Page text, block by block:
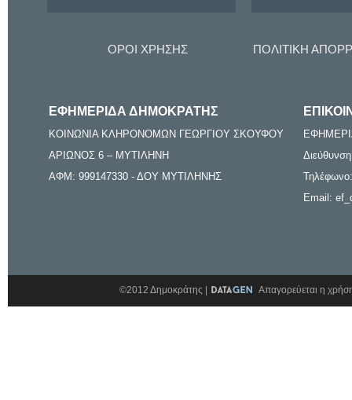
ΟΡΟΙ ΧΡΗΣΗΣ ΠΟΛΙΤΙΚΗ
ΕΦΗΜΕΡΙΔΑ ΔΗΜΟΚΡΑΤΗΣ
ΚΟΙΝΩΝΙΑ ΚΛΗΡΟΝΟΜΩΝ ΓΕΩΡΓΙΟΥ ΣΚΟΥΦΟΥ
ΑΡΙΩΝΟΣ 6 – ΜΥΤΙΛΗΝΗ
ΑΦΜ: 999147330 - ΔΟΥ ΜΥΤΙΛΗΝΗΣ
Email:
©2012 Δημοκράτης | Απαγορεύεται η